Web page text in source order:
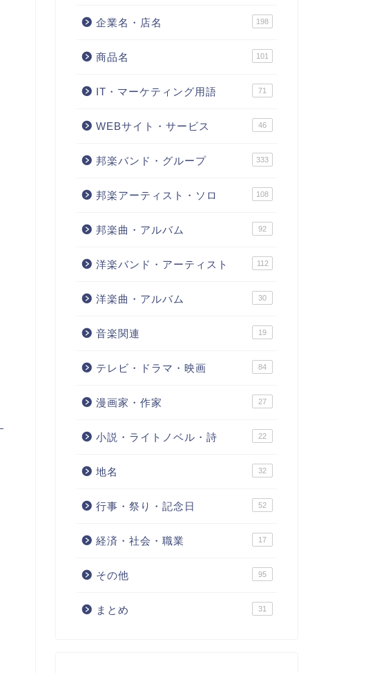
企業名・店名 198
商品名 101
IT・マーケティング用語 71
WEBサイト・サービス 46
邦楽バンド・グループ 333
邦楽アーティスト・ソロ 108
邦楽曲・アルバム 92
洋楽バンド・アーティスト 112
洋楽曲・アルバム 30
音楽関連 19
テレビ・ドラマ・映画 84
漫画家・作家 27
小説・ライトノベル・詩 22
地名 32
行事・祭り・記念日 52
経済・社会・職業 17
その他 95
まとめ 31